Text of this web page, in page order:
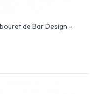
de Bar Design -